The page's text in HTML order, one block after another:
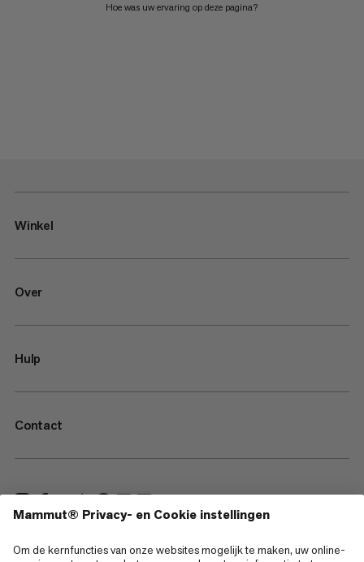
Hoe was uw ervaring op deze pagina?
Winkel
Over
Hulp
Contact